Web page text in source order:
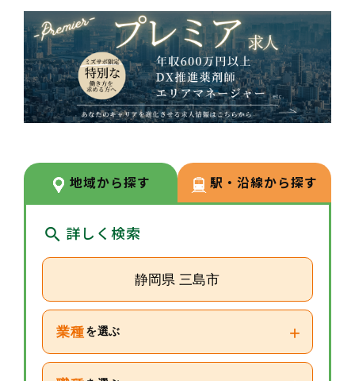
地域から探す 駅・沿線から探す
詳しく検索
静岡県 三島市
業種 を選ぶ +